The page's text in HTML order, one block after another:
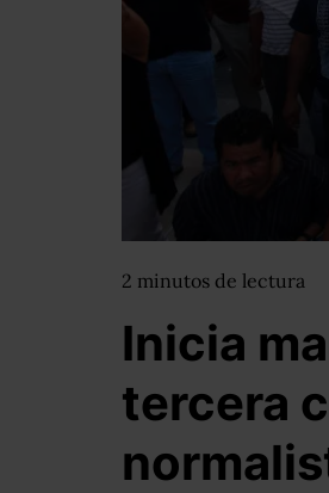
2 minutos de lectura
Inicia
tercera